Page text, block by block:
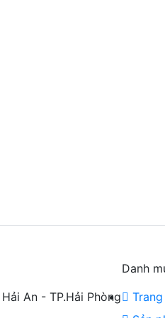
An - TP.Hải Phòng
Danh